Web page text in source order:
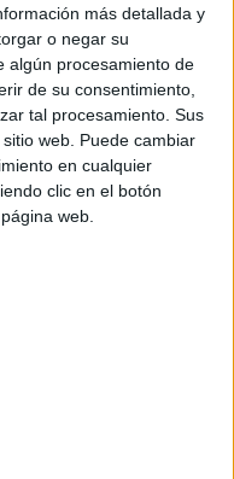
más detallada y
o negar su
algún procesamiento de
de su consentimiento,
tal procesamiento. Sus
web. Puede cambiar
en cualquier
clic en el botón
web.
Roncero: los
hacia Ceuta